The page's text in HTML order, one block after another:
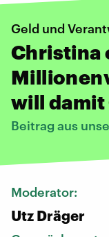
Geld und
Christina
will damit
Beitrag aus
Moderator:
Utz Dräger